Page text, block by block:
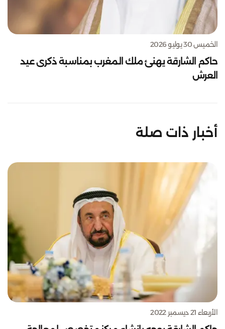
الخميس 30 يوليو 2026
حاكم الشارقة يهنئ ملك المغرب بمناسبة ذكرى عيد
العرش
أخبار ذات صلة
الأربعاء 21 ديسمبر 2022